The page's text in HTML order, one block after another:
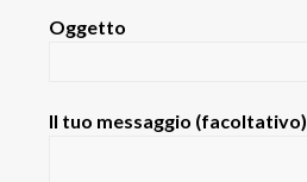
Oggetto
Il tuo messaggio (facoltativo)